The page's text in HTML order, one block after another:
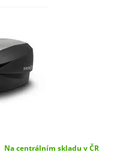
Na centrálním skladu v ČR